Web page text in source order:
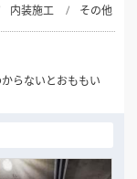
内装施工 その他
らないとおももい
のお仕事でもご相談